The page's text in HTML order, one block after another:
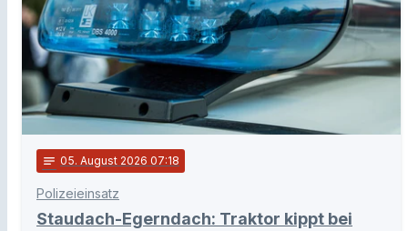
notes 05. August 2026 07:18
Polizeieinsatz
Staudach-Egerndach: Traktor kippt bei